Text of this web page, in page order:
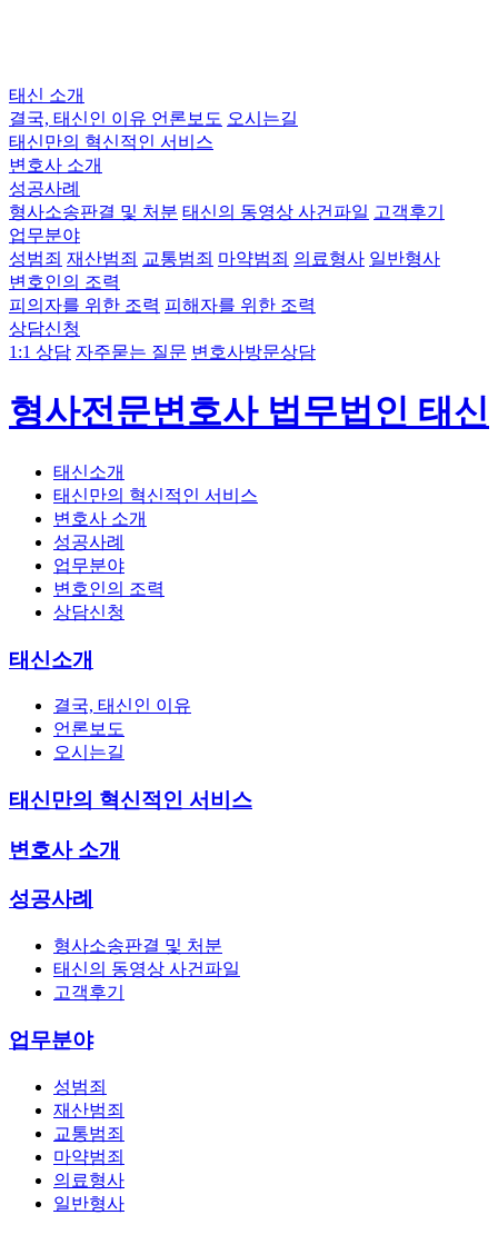
태신 소개
결국, 태신인 이유 언론보도 오시는길
태신만의 혁신적인 서비스
변호사 소개
성공사례
형사소송판결 및 처분 태신의 동영상 사건파일 고객후기
업무분야
성범죄 재산범죄 교통범죄 마약범죄 의료형사 일반형사
변호인의 조력
피의자를 위한 조력 피해자를 위한 조력
상담신청
1:1 상담 자주묻는 질문 변호사방문상담
형사전문변호사 법무법인 태신
태신소개
태신만의 혁신적인 서비스
변호사 소개
성공사례
업무분야
변호인의 조력
상담신청
태신소개
결국, 태신인 이유
언론보도
오시는길
태신만의 혁신적인 서비스
변호사 소개
성공사례
형사소송판결 및 처분
태신의 동영상 사건파일
고객후기
업무분야
성범죄
재산범죄
교통범죄
마약범죄
의료형사
일반형사